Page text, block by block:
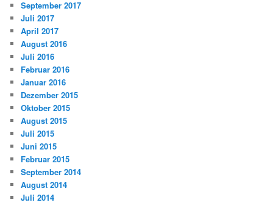
September 2017
Juli 2017
April 2017
August 2016
Juli 2016
Februar 2016
Januar 2016
Dezember 2015
Oktober 2015
August 2015
Juli 2015
Juni 2015
Februar 2015
September 2014
August 2014
Juli 2014